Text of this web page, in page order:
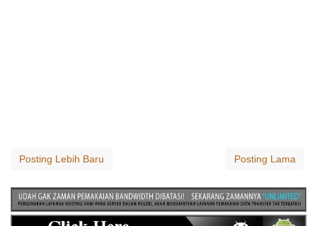
Posting Lebih Baru Posting Lama